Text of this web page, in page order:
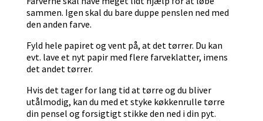
sammen. Igen skal du bare duppe penslen ned med
den anden farve.
Fyld hele papiret og vent på, at det tørrer. Du kan
evt. lave et nyt papir med flere farveklatter, imens
det andet tørrer.
Hvis det tager for lang tid at tørre og du bliver
utålmodig, kan du med et styke køkkenrulle tørre
din pensel og forsigtigt stikke den ned i din pyt.